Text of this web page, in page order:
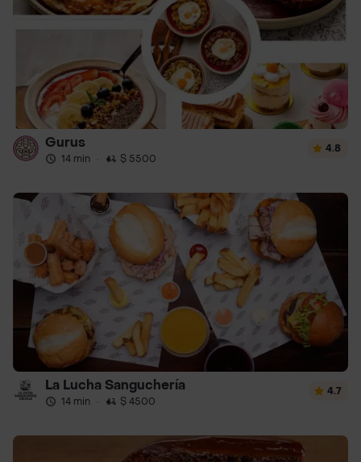
Gurus
14 min · $ 5500
4.8
La Lucha Sanguchería
14 min · $ 4500
4.7